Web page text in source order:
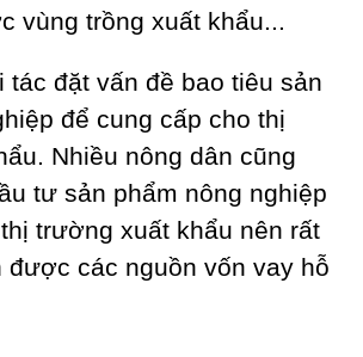
vùng trồng xuất khẩu...
tác đặt vấn đề bao tiêu sản
để cung cấp cho thị
Nhiều nông dân cũng
tư sản phẩm nông nghiệp
trường xuất khẩu nên rất
được các nguồn vốn vay hỗ